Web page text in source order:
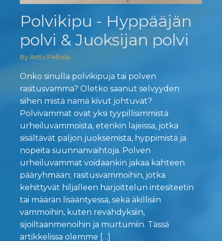
Polvikipu - Hyppääjän
polvi & Juoksijan polvi
By Arttu Peltola
Onko sinulla polvikipuja tai polven
rasitusvamma? Oletko saanut selvyyden
siihen mistä nämä kivut johtuvat?
Polvivammat ovat yksi tyypillisimmistä
urheiluvammoista, etenkin lajeissa, jotka
sisältävät paljon juoksemista, hyppimistä ja
nopeita suunnanvaihtoja. Polven
urheiluvammat voidaankin jakaa kahteen
pääryhmään; rasitusvammoihin, jotka
kehittyvät hiljalleen harjoittelun intesiteetin
tai määrän lisääntyessä, sekä äkillisiin
vammoihin, kuten revähdyksiin,
sijoiltaanmenoihin ja murtumiin. Tässä
artikkelissa olemme […]